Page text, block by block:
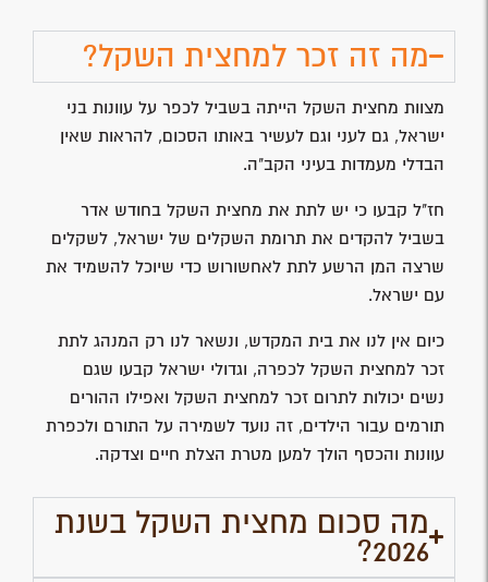
מה זה זכר למחצית השקל?
מצוות מחצית השקל הייתה בשביל לכפר על עוונות בני
ישראל, גם לעני וגם לעשיר באותו הסכום, להראות שאין
הבדלי מעמדות בעיני הקב"ה.
חז"ל קבעו כי יש לתת את מחצית השקל בחודש אדר
בשביל להקדים את תרומת השקלים של ישראל, לשקלים
שרצה המן הרשע לתת לאחשורוש כדי שיוכל להשמיד את
עם ישראל.
כיום אין לנו את בית המקדש, ונשאר לנו רק המנהג לתת
זכר למחצית השקל לכפרה, וגדולי ישראל קבעו שגם
נשים יכולות לתרום זכר למחצית השקל ואפילו ההורים
תורמים עבור הילדים, זה נועד לשמירה על התורם ולכפרת
עוונות והכסף הולך למען מטרת הצלת חיים וצדקה.
מה סכום מחצית השקל בשנת
2026?